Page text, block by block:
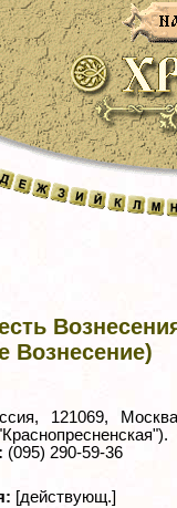
Вознесение)
121069,
(095) 290-59-36
[действующ.]